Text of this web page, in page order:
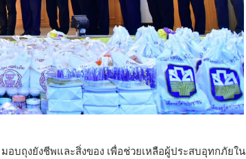
บถุงยังชีพและสิ่งของ เพื่อช่วยเหลือผู้ประสบอุทกภัยใน